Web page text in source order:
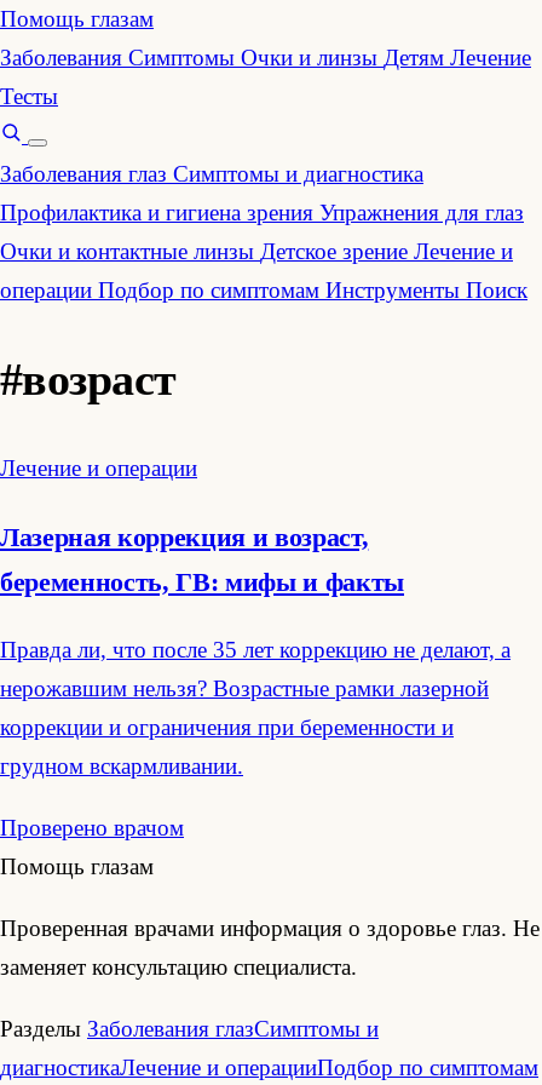
Помощь глазам
Заболевания Симптомы Очки и линзы Детям Лечение
Тесты
Заболевания глаз Симптомы и диагностика
Профилактика и гигиена зрения Упражнения для глаз
Очки и контактные линзы Детское зрение Лечение и
операции Подбор по симптомам Инструменты Поиск
#возраст
Лечение и операции
Лазерная коррекция и возраст,
беременность, ГВ: мифы и факты
Правда ли, что после 35 лет коррекцию не делают, а
нерожавшим нельзя? Возрастные рамки лазерной
коррекции и ограничения при беременности и
грудном вскармливании.
Проверено врачом
Помощь глазам
Проверенная врачами информация о здоровье глаз. Не
заменяет консультацию специалиста.
Разделы Заболевания глазСимптомы и
диагностикаЛечение и операцииПодбор по симптомам